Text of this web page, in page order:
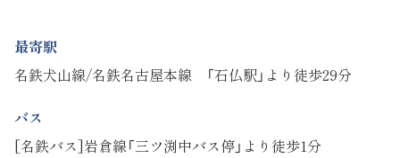
最寄駅
名鉄犬山線/名鉄名古屋本線 「石仏駅」より徒歩29分
バス
[名鉄バス]岩倉線「三ツ渕中バス停」より徒歩1分